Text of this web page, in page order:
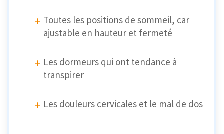
Toutes les positions de sommeil, car
ajustable en hauteur et fermeté
Les dormeurs qui ont tendance à
transpirer
Les douleurs cervicales et le mal de dos